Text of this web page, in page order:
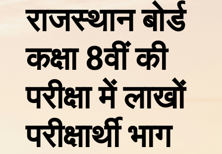
राजस्थान बोर्ड
कक्षा 8वीं की
परीक्षा में लाखों
परीक्षार्थी भाग